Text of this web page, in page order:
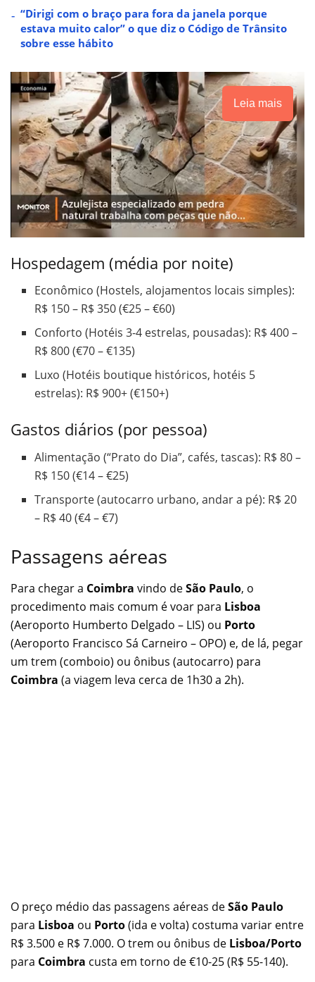
“Dirigi com o braço para fora da janela porque
estava muito calor” o que diz o Código de Trânsito
sobre esse hábito
Leia mais
Hospedagem (média por noite)
Econômico (Hostels, alojamentos locais simples):
R$ 150 – R$ 350 (€25 – €60)
Conforto (Hotéis 3-4 estrelas, pousadas): R$ 400 –
R$ 800 (€70 – €135)
Luxo (Hotéis boutique históricos, hotéis 5
estrelas): R$ 900+ (€150+)
Gastos diários (por pessoa)
Alimentação (“Prato do Dia”, cafés, tascas): R$ 80 –
R$ 150 (€14 – €25)
Transporte (autocarro urbano, andar a pé): R$ 20
– R$ 40 (€4 – €7)
Passagens aéreas
Para chegar a Coimbra vindo deSão Paulo, o
procedimento mais comum é voar para Lisboa
(Aeroporto Humberto Delgado – LIS) ou Porto
(Aeroporto Francisco Sá Carneiro – OPO) e, de lá, pegar
um trem (comboio) ou ônibus (autocarro) para
Coimbra (a viagem leva cerca de 1h30 a 2h).
O preço médio das passagens aéreas deSão Paulo
para Lisboa ou Porto(ida e volta) costuma variar entre
R$ 3.500 e R$ 7.000. O trem ou ônibus de Lisboa/Porto
para Coimbra custa em torno de €10-25 (R$ 55-140).